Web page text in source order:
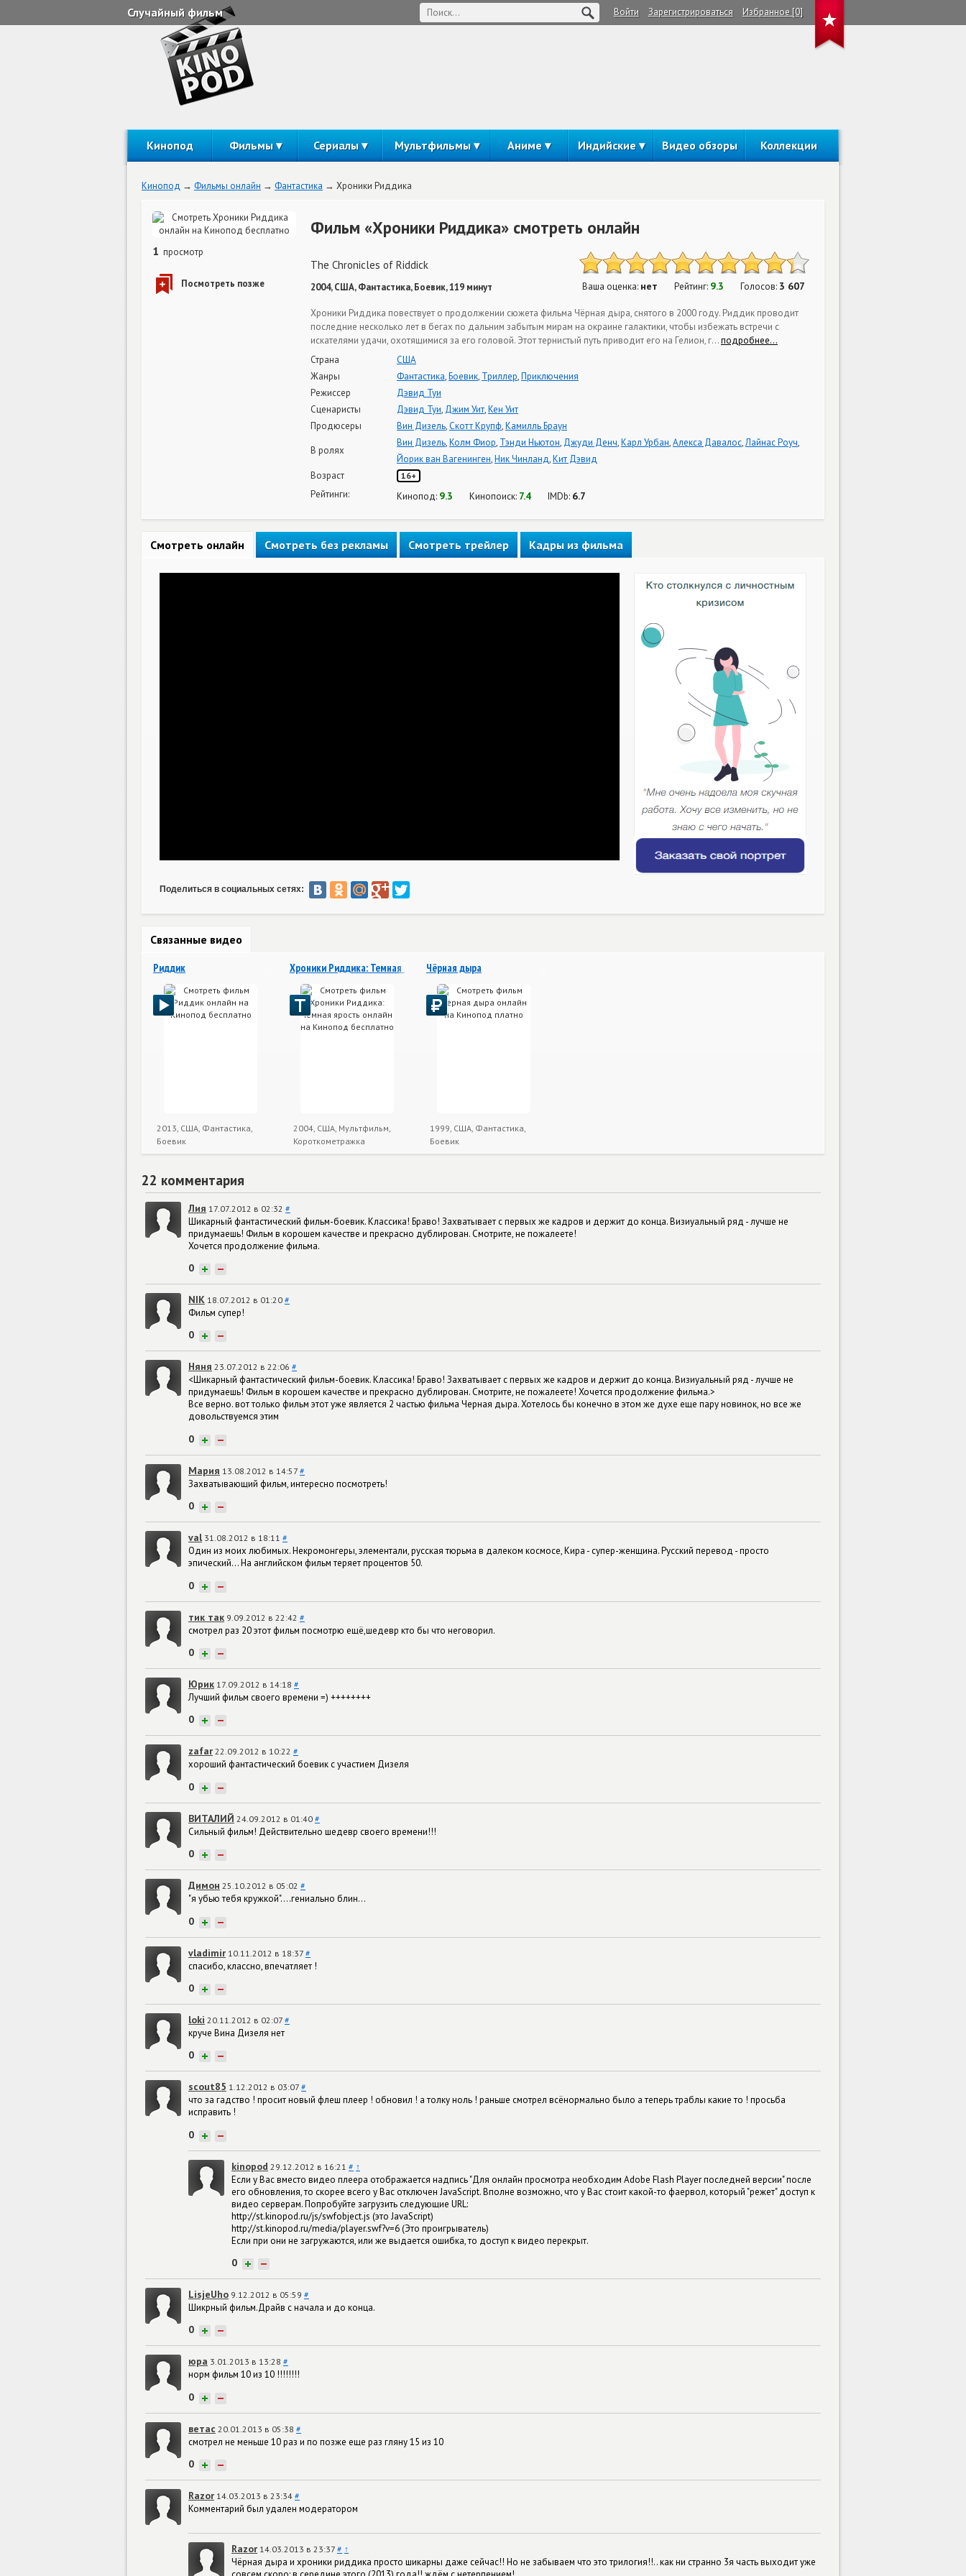
Случайный фильм Войти Зарегистрироваться Избранное [0]
Кинопод Фильмы Сериалы Мультфильмы Аниме Индийские Видео обзоры Коллекции
Кинопод Фильмы онлайн Фантастика Хроники Риддика
1 просмотр
Фильм «Хроники Риддика» смотреть онлайн
The Chronicles of Riddick
2004, США, Фантастика, Боевик, 119 минут Ваша оценка: нет Рейтинг: 9.3 Голосов: 3 607
Хроники Риддика повествует о продолжении сюжета фильма Чёрная дыра, снятого в 2000 году. Риддик проводит
последние несколько лет в бегах по дальним забытым мирам на окраине галактики, чтобы избежать встречи с
искателями удачи, охотящимися за его головой. Этот тернистый путь приводит его на Гелион, г…подробнее…
Страна
США
Жанры
Фантастика,Боевик, Триллер,Приключения
Режиссер
Дэвид Туи
Сценаристы
Дэвид Туи, Джим Уит,Кен Уит
Продюсеры
Вин Дизель,Скотт Крупф,Камилль Браун
В ролях
Вин Дизель,Колм Фиор, Тэнди Ньютон, Джуди Денч,Карл Урбан,Алекса Давалос,Лайнас Роуч,
Йорик ван Вагенинген,Ник Чинланд,Кит Дэвид
Возраст
16+
Рейтинги: Кинопод: 9.3 Кинопоиск: 7.4 IMDb: 6.7
Смотреть онлайн Смотреть без рекламы Смотреть трейлер Кадры из фильма
Поделиться в социальных сетях:
Связанные видео
Риддик
2013, США, Фантастика,
Боевик
Хроники Риддика: Темная ярость
2004, США, Мультфильм,
Короткометражка
Чёрная дыра
1999, США, Фантастика,
Боевик
22 комментария
Лия 17.07.2012 в 02:32 #
Шикарный фантастический фильм-боевик. Классика! Браво! Захватывает с первых же кадров и держит до конца. Визиуальный ряд - лучше не
придумаешь! Фильм в корошем качестве и прекрасно дублирован. Смотрите, не пожалеете!
Хочется продолжение фильма.
0 + −
NIK 18.07.2012 в 01:20 #
Фильм супер!
0 + −
Няня 23.07.2012 в 22:06 #
<Шикарный фантастический фильм-боевик. Классика! Браво! Захватывает с первых же кадров и держит до конца. Визиуальный ряд - лучше не
придумаешь! Фильм в корошем качестве и прекрасно дублирован. Смотрите, не пожалеете! Хочется продолжение фильма.>
Все верно. вот только фильм этот уже является 2 частью фильма Черная дыра. Хотелось бы конечно в этом же духе еще пару новинок, но все же
довольствуемся этим
0 + −
Мария 13.08.2012 в 14:57 #
Захватывающий фильм, интересно посмотреть!
0 + −
val 31.08.2012 в 18:11 #
Один из моих любимых. Некромонгеры, элементали, русская тюрьма в далеком космосе, Кира - супер-женщина. Русский перевод - просто
эпический... На английском фильм теряет процентов 50.
0 + −
тик так 9.09.2012 в 22:42 #
смотрел раз 20 этот фильм посмотрю ещё,шедевр кто бы что неговорил.
0 + −
Юрик 17.09.2012 в 14:18 #
Лучший фильм своего времени =) ++++++++
0 + −
zafar 22.09.2012 в 10:22 #
хороший фантастический боевик с участием Дизеля
0 + −
ВИТАЛИЙ 24.09.2012 в 01:40 #
Сильный фильм! Действительно шедевр своего времени!!!
0 + −
Димон 25.10.2012 в 05:02 #
"я убью тебя кружкой"....гениально блин...
0 + −
vladimir 10.11.2012 в 18:37 #
спасибо, классно, впечатляет !
0 + −
loki 20.11.2012 в 02:07 #
круче Вина Дизеля нет
0 + −
scout85 1.12.2012 в 03:07 #
что за гадство ! просит новый флеш плеер ! обновил ! а толку ноль ! раньше смотрел всёнормально было а теперь траблы какие то ! просьба
исправить !
0 + −
kinopod 29.12.2012 в 16:21 # ↑
Если у Вас вместо видео плеера отображается надпись "Для онлайн просмотра необходим Adobe Flash Player последней версии" после
его обновления, то скорее всего у Вас отключен JavaScript. Вполне возможно, что у Вас стоит какой-то фаервол, который "режет" доступ к
видео серверам. Попробуйте загрузить следующие URL:
http://st.kinopod.ru/js/swfobject.js (это JavaScript)
http://st.kinopod.ru/media/player.swf?v=6 (Это проигрыватель)
Если при они не загружаются, или же выдается ошибка, то доступ к видео перекрыт.
0 + −
LisjeUho 9.12.2012 в 05:59 #
Шикрный фильм.Драйв с начала и до конца.
0 + −
юра 3.01.2013 в 13:28 #
норм фильм 10 из 10 !!!!!!!!
0 + −
ветас 20.01.2013 в 05:38 #
смотрел не меньше 10 раз и по позже еще раз гляну 15 из 10
0 + −
Razor 14.03.2013 в 23:34 #
Комментарий был удален модератором
Razor 14.03.2013 в 23:37 # ↑
Чёрная дыра и хроники риддика просто шикарны даже сейчас!! Но не забываем что это трилогия!!.. как ни странно 3я часть выходит уже